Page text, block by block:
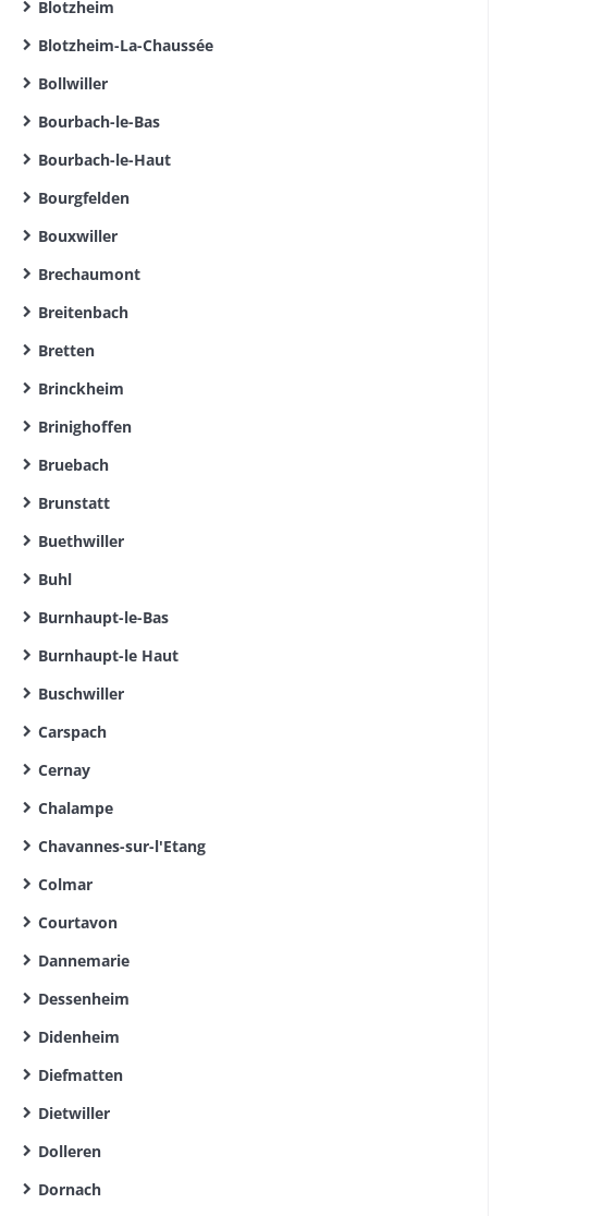
Blotzheim
Blotzheim-La-Chaussée
Bollwiller
Bourbach-le-Bas
Bourbach-le-Haut
Bourgfelden
Bouxwiller
Brechaumont
Breitenbach
Bretten
Brinckheim
Brinighoffen
Bruebach
Brunstatt
Buethwiller
Buhl
Burnhaupt-le-Bas
Burnhaupt-le Haut
Buschwiller
Carspach
Cernay
Chalampe
Chavannes-sur-l'Etang
Colmar
Courtavon
Dannemarie
Dessenheim
Didenheim
Diefmatten
Dietwiller
Dolleren
Dornach